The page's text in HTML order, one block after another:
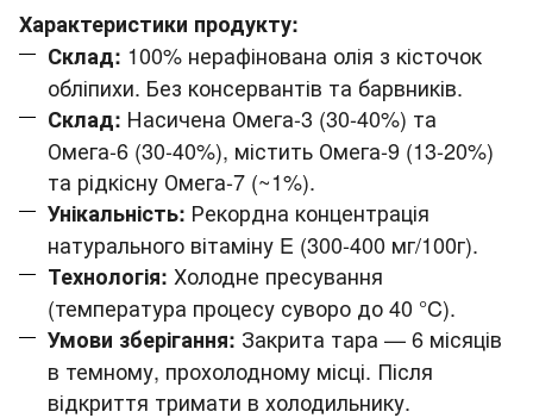
Характеристики продукту:
Склад: 100% нерафінована олія з кісточок
обліпихи. Без консервантів та барвників.
Склад: Насичена Омега-3 (30-40%) та
Омега-6 (30-40%), містить Омега-9 (13-20%)
та рідкісну Омега-7 (~1%).
Унікальність: Рекордна концентрація
натурального вітаміну E (300-400 мг/100г).
Технологія: Холодне пресування
(температура процесу суворо до 40 °C).
Умови зберігання: Закрита тара — 6 місяців
в темному, прохолодному місці. Після
відкриття тримати в холодильнику.